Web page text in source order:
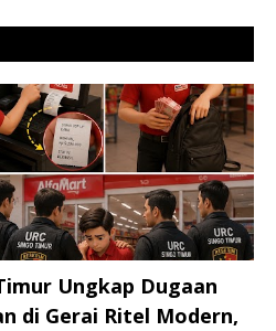
Ungkap Dugaan
di Gerai Ritel Modern,